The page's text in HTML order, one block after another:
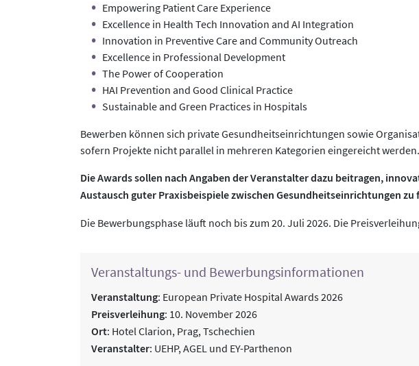
Empowering Patient Care Experience
Excellence in Health Tech Innovation and AI Integration
Innovation in Preventive Care and Community Outreach
Excellence in Professional Development
The Power of Cooperation
HAI Prevention and Good Clinical Practice
Sustainable and Green Practices in Hospitals
Bewerben können sich private Gesundheitseinrichtungen sowie
sofern Projekte nicht parallel in mehreren Kategorien eingereicht werden.
Die Awards sollen nach Angaben der Veranstalter dazu beitragen,
Austausch guter Praxisbeispiele zwischen Gesundheitseinrichtungen zu
Die Bewerbungsphase läuft noch bis zum 20. Juli 2026. Die
Veranstaltungs- und Bewerbungsinformationen
Veranstaltung: European Private Hospital Awards 2026
Preisverleihung: 10. November 2026
Ort: Hotel Clarion, Prag, Tschechien
Veranstalter: UEHP, AGEL und EY-Parthenon